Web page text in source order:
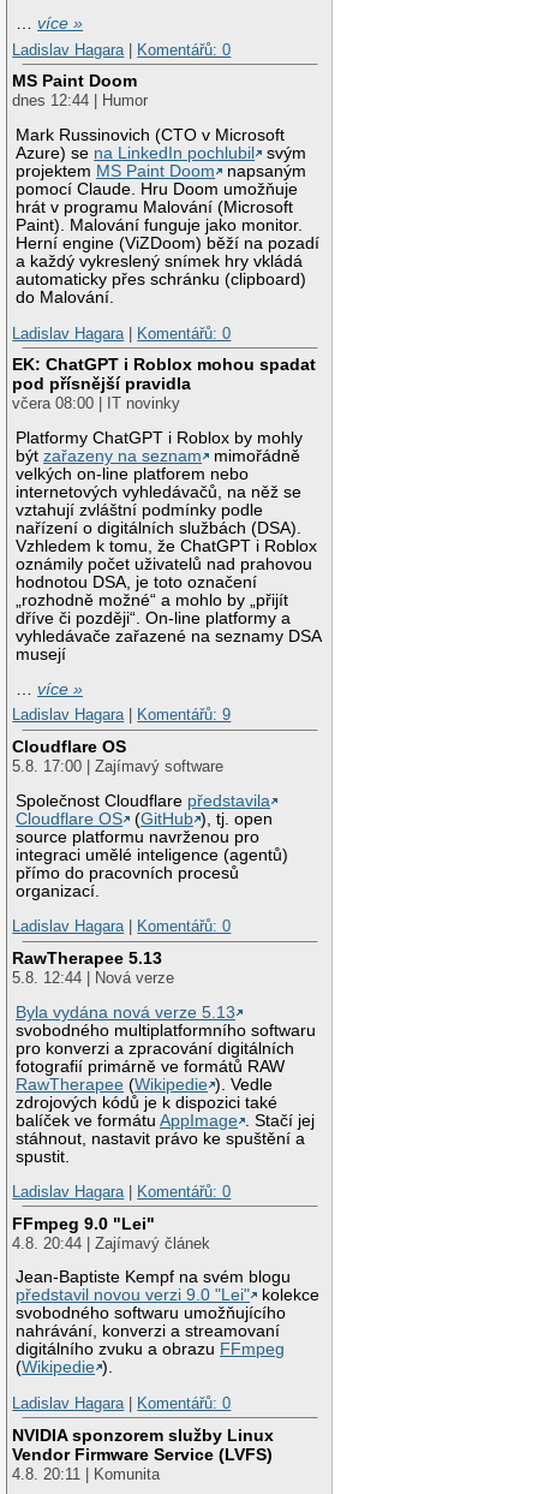
…více »
Ladislav Hagara
Komentářů: 0
MS Paint Doom
dnes 12:44 | Humor
Mark Russinovich (CTO v Microsoft
Azure) se na LinkedIn pochlubil
svým
projektem MS Paint Doom
napsaným
pomocí Claude. Hru Doom umožňuje
hrát v programu Malování (Microsoft
Paint). Malování funguje jako monitor.
Herní engine (ViZDoom) běží na pozadí
a každý vykreslený snímek hry vkládá
automaticky přes schránku (clipboard)
do Malování.
Ladislav Hagara
Komentářů: 0
EK: ChatGPT i Roblox mohou spadat
pod přísnější pravidla
včera 08:00 | IT novinky
Platformy ChatGPT i Roblox by mohly
býtzařazeny na seznam
mimořádně
velkých on-line platforem nebo
internetových vyhledávačů, na něž se
vztahují zvláštní podmínky podle
nařízení o digitálních službách (DSA).
Vzhledem k tomu, že ChatGPT i Roblox
oznámily počet uživatelů nad prahovou
hodnotou DSA, je toto označení
„rozhodně možné“ a mohlo by „přijít
dříve či později“. On-line platformy a
vyhledávače zařazené na seznamy DSA
musejí
…více »
Ladislav Hagara| Komentářů: 9
Cloudflare OS
5.8. 17:00 | Zajímavý software
Společnost Cloudflare představila
Cloudflare OS
(GitHub ), tj. open
source platformu navrženou pro
integraci umělé inteligence (agentů)
přímo do pracovních procesů
organizací.
Ladislav Hagara| Komentářů: 0
RawTherapee 5.13
5.8. 12:44 | Nová verze
Byla vydána nová verze 5.13
svobodného multiplatformního softwaru
pro konverzi a zpracování digitálních
fotografií primárně ve formátů RAW
RawTherapee (Wikipedie ). Vedle
zdrojových kódů je k dispozici také
balíček ve formátuAppImage
. Stačí jej
stáhnout, nastavit právo ke spuštění a
spustit.
Ladislav Hagara| Komentářů: 0
FFmpeg 9.0 "Lei"
4.8. 20:44 | Zajímavý článek
Jean-Baptiste Kempf na svém blogu
představil novou verzi 9.0 "Lei"
kolekce
svobodného softwaru umožňujícího
nahrávání, konverzi a streamovaní
digitálního zvuku a obrazu FFmpeg
(Wikipedie ).
Ladislav Hagara| Komentářů: 0
NVIDIA sponzorem služby Linux
Vendor Firmware Service (LVFS)
4.8. 20:11 | Komunita